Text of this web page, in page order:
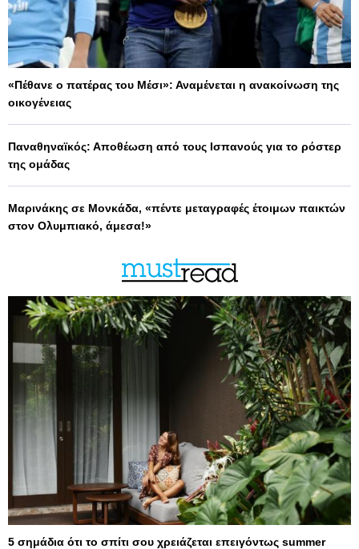
«Πέθανε ο πατέρας του Μέσι»: Αναμένεται η ανακοίνωση της
οικογένειας
Παναθηναϊκός: Αποθέωση από τους Ισπανούς για το ρόστερ
της ομάδας
Μαρινάκης σε Μονκάδα, «πέντε μεταγραφές έτοιμων παικτών
στον Ολυμπιακό, άμεσα!»
5 σημάδια ότι το σπίτι σου χρειάζεται επειγόντως summer